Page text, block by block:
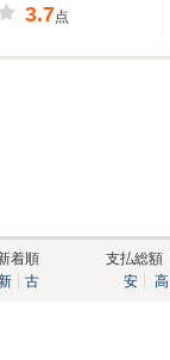
3.7点
着順
古
支払総額
安
高